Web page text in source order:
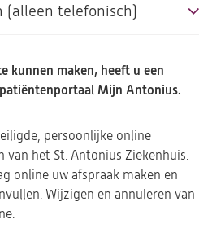
(alleen telefonisch)
kunnen maken, heeft u een
Mijn Antonius.
persoonlijke online
het St. Antonius Ziekenhuis.
online uw afspraak maken en
Wijzigen en annuleren van